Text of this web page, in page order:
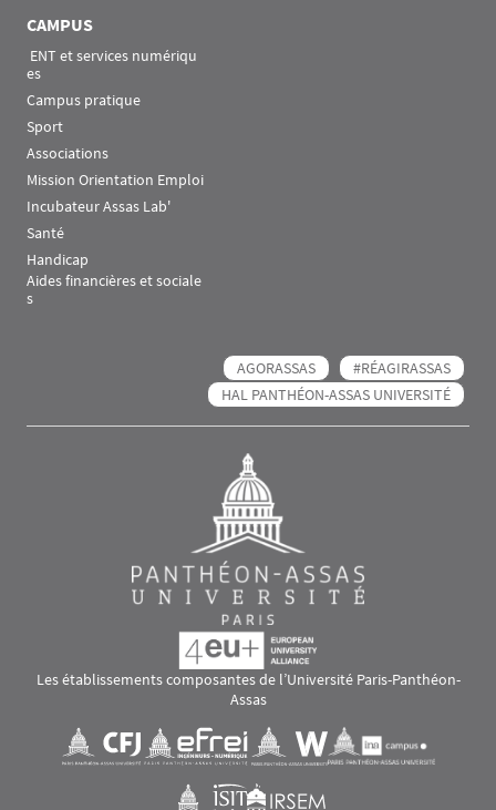
CAMPUS
es
Campus pratique
Sport
Associations
Mission Orientation Emploi
Incubateur Assas Lab'
Santé
Handicap
Aides financières et sociale
s
AGORASSAS
#RÉAGIRASSAS
HAL PANTHÉON-ASSAS UNIVERSITÉ
Les établissements composantes de l’Université Paris-Panthéon-
Assas
Visuel svgVisuel svg Visuel svgVisuel svg
Visuel svgVisuel svg